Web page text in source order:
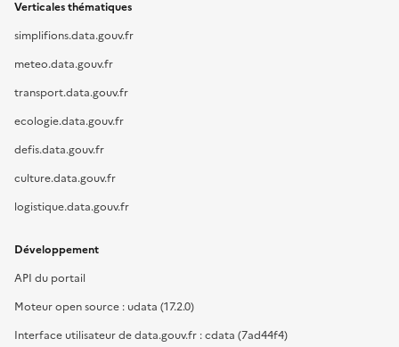
Verticales thématiques
simplifions.data.gouv.fr
meteo.data.gouv.fr
transport.data.gouv.fr
ecologie.data.gouv.fr
defis.data.gouv.fr
culture.data.gouv.fr
logistique.data.gouv.fr
Développement
API du portail
Moteur open source : udata (17.2.0)
Interface utilisateur de data.gouv.fr : cdata (7ad44f4)